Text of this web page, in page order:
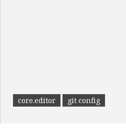
core.editor git config